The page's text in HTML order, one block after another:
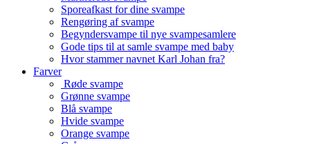
Sporeafkast for dine svampe
Rengøring af svampe
Begyndersvampe til nye svampesamlere
Gode tips til at samle svampe med baby
Hvor stammer navnet Karl Johan fra?
Farver
Røde svampe
Grønne svampe
Blå svampe
Hvide svampe
Orange svampe